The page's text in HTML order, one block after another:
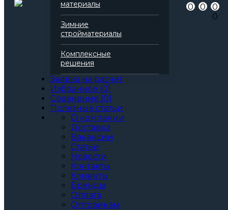
материалы
Зимние
стройматериалы
Комплексные
решения
Заявка на расчет
Избранное (0)
Сравнение (0)
Полезные статьи
О компании
Доставка
Вакансии
Статьи
Новости
Контакты
Клиенты
Бренды
Оплата
Оптовикам
0 0
0
0
Все характеристики
Артикул: 138717
За лист
крупный опт
34650 Цена при единовременной
Стоимость доставки не влияет на определение
ценовой категории.
36225
Общая стоимость 362.25